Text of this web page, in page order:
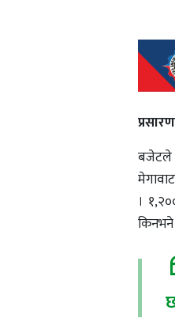
बजेटले
।
किनभने